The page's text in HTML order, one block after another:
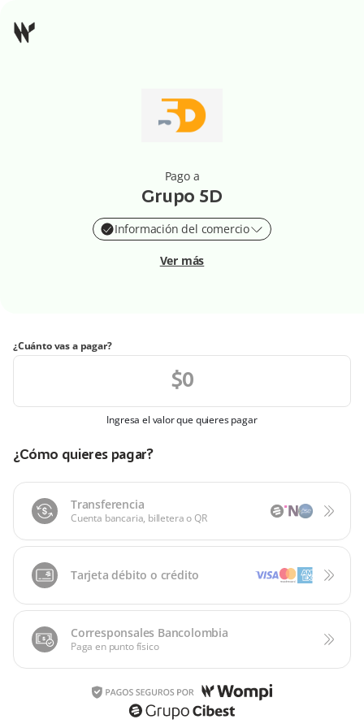
Pago a
Grupo 5D
Información del comercio
Ver más
¿Cuánto vas a pagar?
Ingresa el valor que quieres pagar
¿Cómo quieres pagar?
Transferencia
Cuenta bancaria, billetera o QR
Tarjeta débito o crédito
Corresponsales Bancolombia
Paga en punto físico